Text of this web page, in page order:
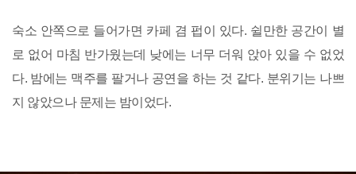
숙소 안쪽으로 들어가면 카페 겸 펍이 있다. 쉴만한 공간이 별
로 없어 마침 반가웠는데 낮에는 너무 더워 앉아 있을 수 없었
다. 밤에는 맥주를 팔거나 공연을 하는 것 같다. 분위기는 나쁘
지 않았으나 문제는 밤이었다.